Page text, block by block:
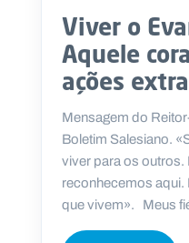
Viver o
Aquele
ações
Mensagem do
Boletim Salesiano.
viver para os outros.
reconhecemos aqui.
que vivem». Meus